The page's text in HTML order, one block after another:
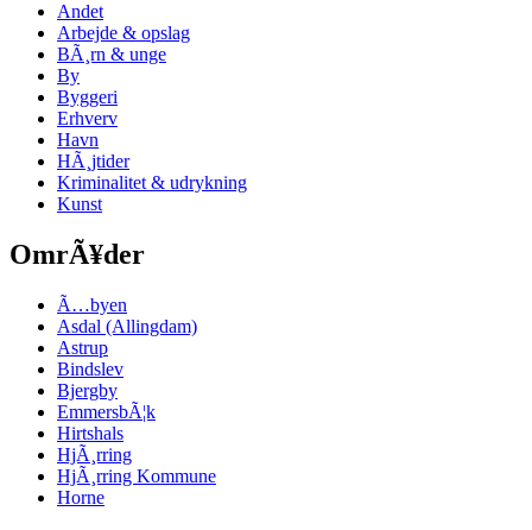
Andet
Arbejde & opslag
BÃ¸rn & unge
By
Byggeri
Erhverv
Havn
HÃ¸jtider
Kriminalitet & udrykning
Kunst
OmrÃ¥der
Ã…byen
Asdal (Allingdam)
Astrup
Bindslev
Bjergby
EmmersbÃ¦k
Hirtshals
HjÃ¸rring
HjÃ¸rring Kommune
Horne